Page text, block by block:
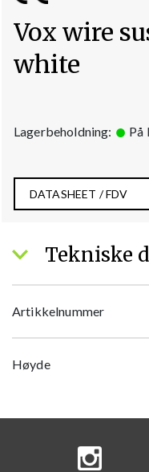
Vox wire
white
Lagerbeholdning: På
DATASHEET / FDV
Tekniske
Artikkelnummer
Høyde